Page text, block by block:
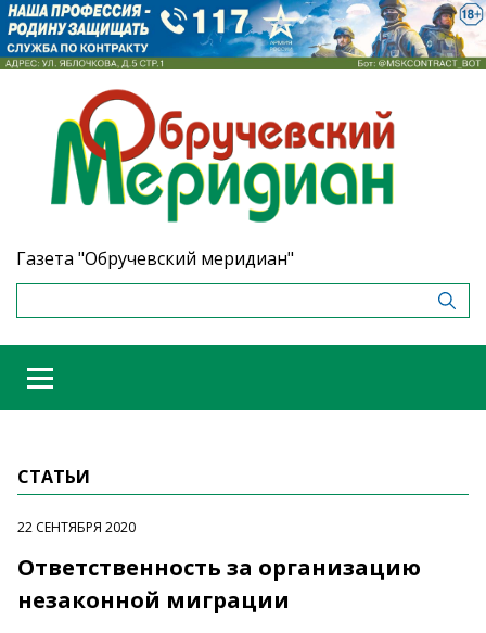
Газета "Обручевский меридиан"
СТАТЬИ
22 СЕНТЯБРЯ 2020
Ответственность за организацию
незаконной миграции